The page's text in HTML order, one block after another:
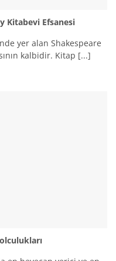
Kitabevi Efsanesi
yer alan Shakespeare
kalbidir. Kitap [...]